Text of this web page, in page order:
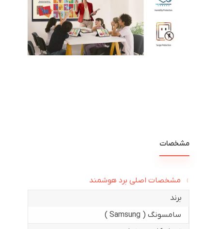
مشخصات
مشخصات اصلی برد هوشمند
برند
سامسونگ ( Samsung )